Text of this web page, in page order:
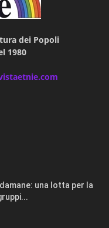
dei Popoli
1980
una lotta per la